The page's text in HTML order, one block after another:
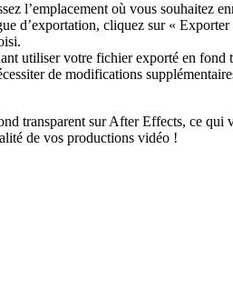
l’emplacement où vous souhaitez
d’exportation, cliquez sur «
utiliser votre fichier exporté en fond
de modifications
transparent sur After Effects, ce
de vos productions vidéo !